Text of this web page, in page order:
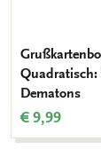
Quadratisch:
Dematons
€ 9,99